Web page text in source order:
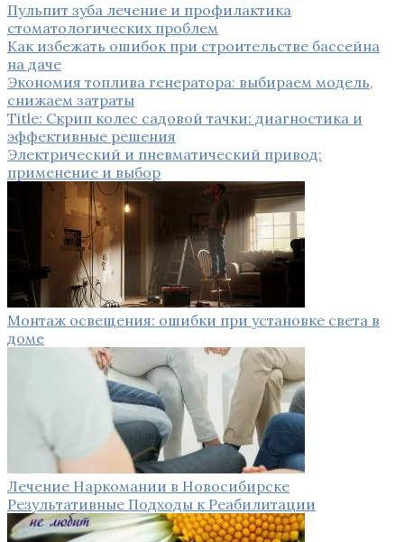
Пульпит зуба лечение и профилактика
стоматологических проблем
Как избежать ошибок при строительстве бассейна
на даче
Экономия топлива генератора: выбираем модель,
снижаем затраты
Title: Скрип колес садовой тачки: диагностика и
эффективные решения
Электрический и пневматический привод:
применение и выбор
Монтаж освещения: ошибки при установке света в
доме
Лечение Наркомании в Новосибирске
Результативные Подходы к Реабилитации